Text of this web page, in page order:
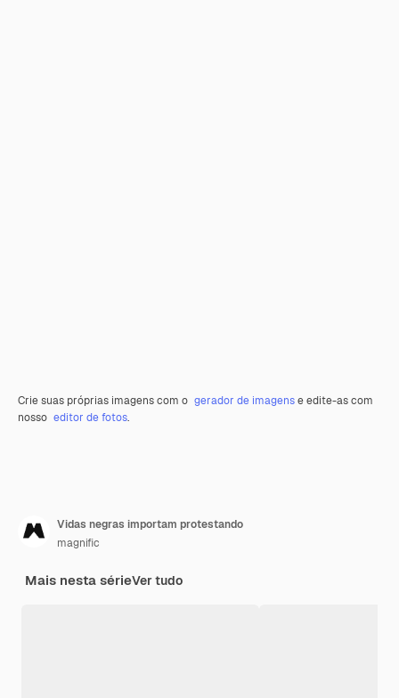
Crie suas próprias imagens com o gerador de imagense edite-as com
nosso editor de fotos.
Vidas negras importam protestando
magnific
Mais nesta sérieVer tudo